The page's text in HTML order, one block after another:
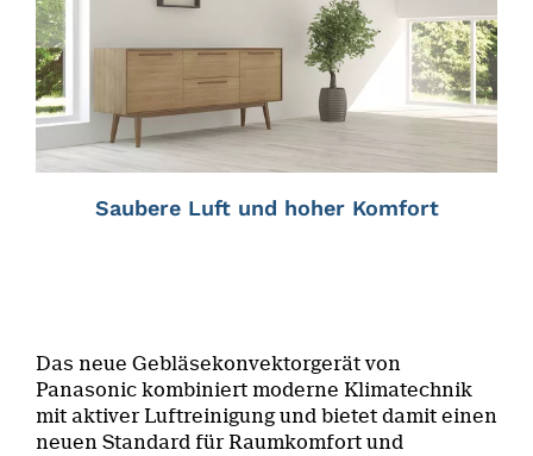
Saubere Luft und hoher Komfort
Das neue Gebläsekonvektorgerät von
Panasonic kombiniert moderne Klimatechnik
mit aktiver Luftreinigung und bietet damit einen
neuen Standard für Raumkomfort und